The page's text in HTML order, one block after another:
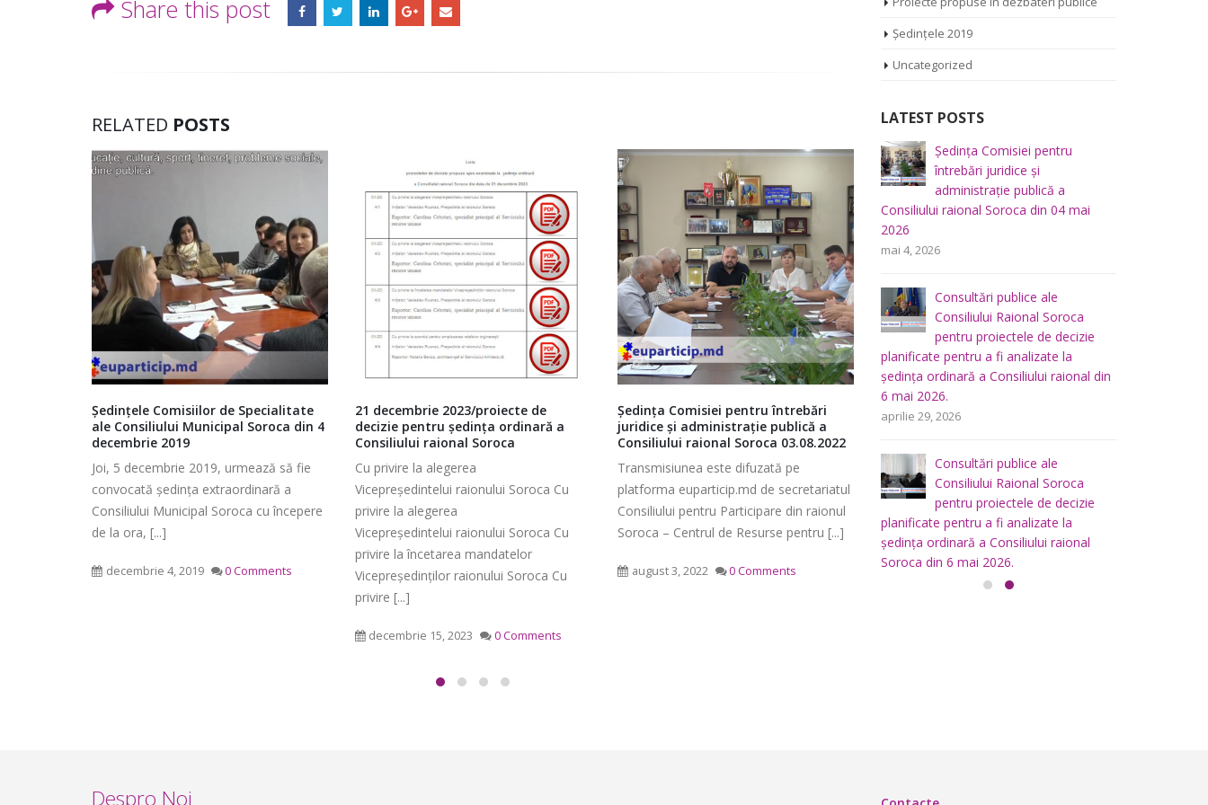
Share this post
RELATED POSTS
Ședințele Comisiilor de Specialitate
ale Consiliului Municipal Soroca din 4
decembrie 2019
Joi, 5 decembrie 2019, urmează să fie
convocată ședința extraordinară a
Consiliului Municipal Soroca cu începere
de la ora, [...]
decembrie 4, 2019 0 Comments
21 decembrie 2023/proiecte de
decizie pentru ședința ordinară a
Consiliului raional Soroca
Cu privire la alegerea
Vicepreședintelui raionului Soroca Cu
privire la alegerea
Vicepreședintelui raionului Soroca Cu
privire la încetarea mandatelor
Vicepreședinților raionului Soroca Cu
privire [...]
decembrie 15, 2023 0 Comments
Ședința Comisiei pentru întrebări
juridice şi administraţie publică a
Consiliului raional Soroca 03.08.2022
Transmisiunea este difuzată pe
platforma euparticip.md de secretariatul
Consiliului pentru Participare din raionul
Soroca – Centrul de Resurse pentru [...]
august 3, 2022 0 Comments
Şedinţa ordinară a Consiliului
Raional Soroca – 3.06.2020
Ședința ordinară a Consiliului Raional
Soroca a fost difuzată în direct pe
platforma euparticip.md de secretariatul
Consiliului pentru Participare [...]
iunie 4, 2020 0 Comments
Ședințele 2019
Uncategorized
LATEST POSTS
Ședința ordinară a Consiliului
raional Soroca din 06 mai 2026
Ședința Comisiei pentru buget,
finanțe și administrarea
patrimoniului a Consiliului
raional Soroca din 05 mai 2026
mai 5, 2026
Ședința Comisiei pentru
dezvoltare economică, a
infrastructurii, amenajarea
teritoriului și protecția mediului a
Consiliului raional Soroca din 04 mai
2026
mai 4, 2026
întrebări juridice şi
administraţie publică a
Consiliului raional Soroca din 04 mai
mai 4, 2026
Consultări publice ale
Consiliului Raional Soroca
pentru proiectele de decizie
planificate pentru a fi analizate la
ședința ordinară a Consiliului raional din
aprilie 29, 2026
Consultări publice ale
Consiliului Raional Soroca
pentru proiectele de decizie
planificate pentru a fi analizate la
ședința ordinară a Consiliului raional
Soroca din 6 mai 2026.
aprilie 16, 2026
Ședința ordinară a Consiliului
raional Soroca din 06 mai 2026
mai 6, 2026
Ședința Comisiei pentru buget,
finanțe și administrarea
patrimoniului a Consiliului
raional Soroca din 05 mai 2026
mai 5, 2026
Ședința Comisiei pentru
dezvoltare economică, a
infrastructurii, amenajarea
teritoriului și protecția mediului a
Consiliului raional Soroca din 04 mai
2026
mai 4, 2026
Ședința Comisiei pentru
întrebări juridice şi
administraţie publică a
Consiliului raional Soroca din 04 mai
2026
mai 4, 2026
Consultări publice ale
Consiliului Raional Soroca
pentru proiectele de decizie
planificate pentru a fi analizate la
ședința ordinară a Consiliului raional din
6 mai 2026.
aprilie 29, 2026
Consultări publice ale
Consiliului Raional Soroca
pentru proiectele de decizie
planificate pentru a fi analizate la
ședința ordinară a Consiliului raional
Soroca din 6 mai 2026.
Despro Noi